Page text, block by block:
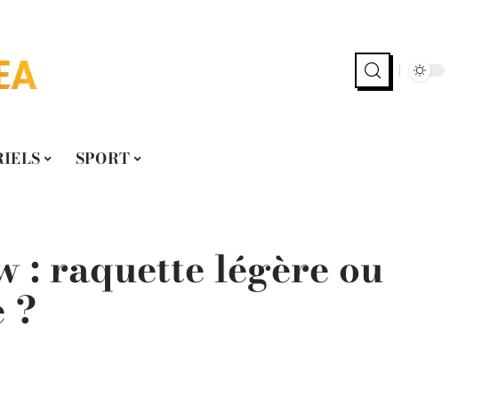
SPORT
: raquette légère ou
?